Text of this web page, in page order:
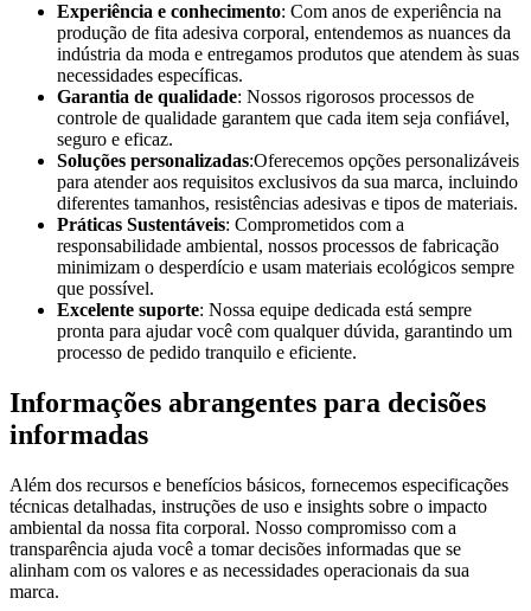
Experiência e conhecimento: Com anos de experiência na
produção de fita adesiva corporal, entendemos as nuances da
indústria da moda e entregamos produtos que atendem às suas
necessidades específicas.
Garantia de qualidade: Nossos rigorosos processos de
controle de qualidade garantem que cada item seja confiável,
seguro e eficaz.
Soluções personalizadas:Oferecemos opções personalizáveis
para atender aos requisitos exclusivos da sua marca, incluindo
diferentes tamanhos, resistências adesivas e tipos de materiais.
Práticas Sustentáveis: Comprometidos com a
responsabilidade ambiental, nossos processos de fabricação
minimizam o desperdício e usam materiais ecológicos sempre
que possível.
Excelente suporte: Nossa equipe dedicada está sempre
pronta para ajudar você com qualquer dúvida, garantindo um
processo de pedido tranquilo e eficiente.
Informações abrangentes para decisões
informadas
Além dos recursos e benefícios básicos, fornecemos especificações
técnicas detalhadas, instruções de uso e insights sobre o impacto
ambiental da nossa fita corporal. Nosso compromisso com a
transparência ajuda você a tomar decisões informadas que se
alinham com os valores e as necessidades operacionais da sua
marca.